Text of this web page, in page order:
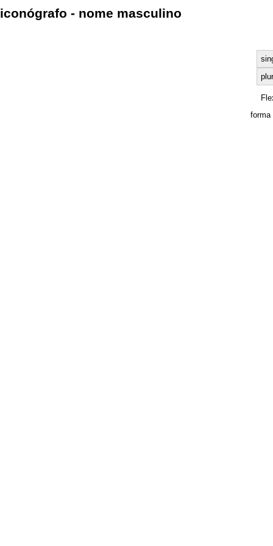
iconógrafo - nome masculino